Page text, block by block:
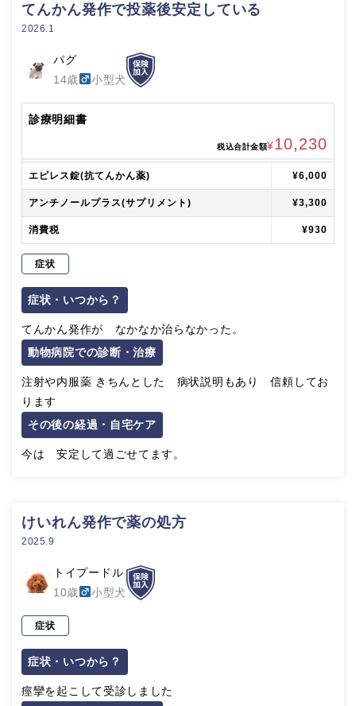
てんかん発作で投薬後安定している
2026.1
パグ
14歳
小型犬
診療明細書
税込合計金額¥10,230
エピレス錠(抗てんかん薬) ¥6,000
アンチノールプラス(サプリメント) ¥3,300
消費税 ¥930
症状
症状・いつから？
てんかん発作が なかなか治らなかった。
動物病院での診断・治療
注射や内服薬 きちんとした 病状説明もあり 信頼してお
ります
その後の経過・自宅ケア
今は 安定して過ごせてます。
けいれん発作で薬の処方
2025.9
トイプードル
10歳
小型犬
症状
症状・いつから？
痙攣を起こして受診しました